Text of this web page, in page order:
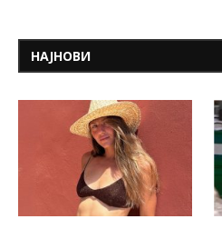
НАЈНОВИ